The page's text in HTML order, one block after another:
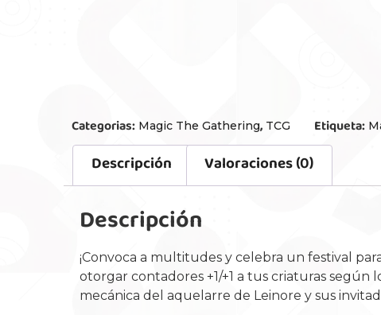
Categorias: Magic The Gathering, TCG Etiqueta:
Descripción Valoraciones (0)
Descripción
¡Convoca a multitudes y celebra un festival
otorgar contadores +1/+1 a tus criaturas según
mecánica del aquelarre de Leinore y sus